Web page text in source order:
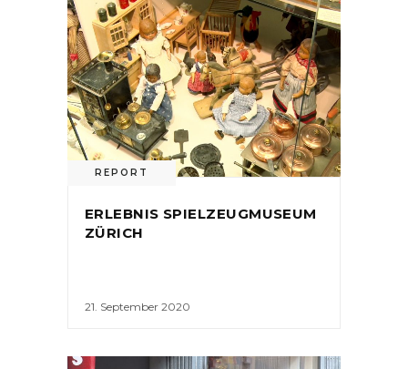
REPORT
ERLEBNIS SPIELZEUGMUSEUM
ZÜRICH
21. September 2020